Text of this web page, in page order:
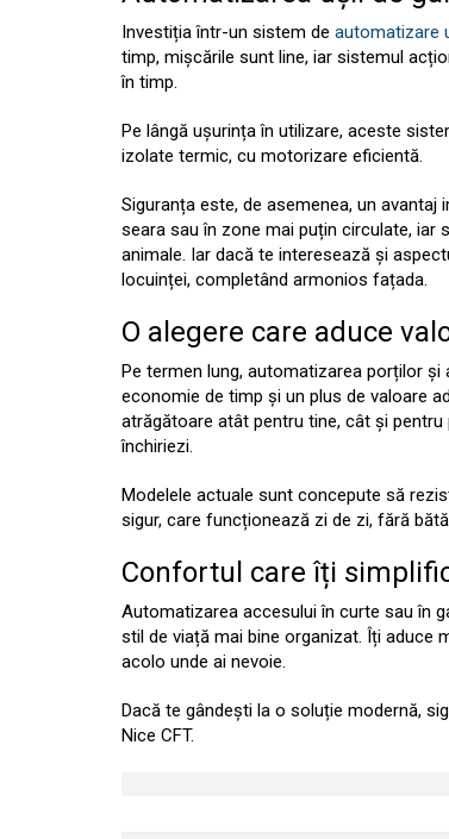
Investiția într-un sistem de automatizare
timp, mișcările sunt line, iar sistemul
în timp.
Pe lângă ușurința în utilizare, aceste
izolate termic, cu motorizare eficientă.
Siguranța este, de asemenea, un
seara sau în zone mai puțin circulate,
animale. Iar dacă te interesează și
locuinței, completând armonios fațada.
O alegere care aduce
Pe termen lung, automatizarea porților
economie de timp și un plus de valoare
atrăgătoare atât pentru tine, cât și
închiriezi.
Modelele actuale sunt concepute să
sigur, care funcționează zi de zi, fără
Confortul care îți
Automatizarea accesului în curte sau în
stil de viață mai bine organizat. Îți aduce
acolo unde ai nevoie.
Dacă te gândești la o soluție modernă,
Nice CFT.